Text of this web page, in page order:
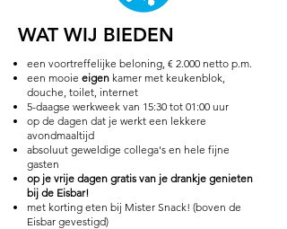
WAT WIJ BIEDEN
een voortreffelijke beloning, € 2.000 netto p.m.
een mooie eigen kamer met keukenblok,
douche, toilet, internet
5-daagse werkweek van 15:30 tot 01:00 uur
op de dagen dat je werkt een lekkere
avondmaaltijd
absoluut geweldige collega's en hele fijne
gasten
op je vrije dagen gratis van je drankje genieten
bij de Eisbar!
met korting eten bij Mister Snack! (boven de
Eisbar gevestigd)